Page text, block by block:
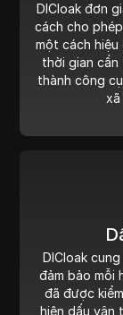
DICloak đơn
cách cho
một cách
thời gian
thành công
xã
DICloak
đảm bảo mỗi
đã được
hiện dấu vân